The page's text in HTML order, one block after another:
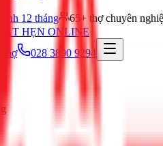
12 tháng
65+ thợ chuyên
ĐẶT HẸN ONLINE
thợ
028 3890 9294